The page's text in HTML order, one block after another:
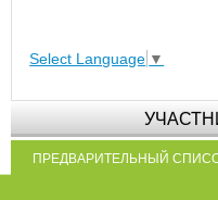
Select Language ▼
ПРЕДВАРИТЕЛЬНЫЙ